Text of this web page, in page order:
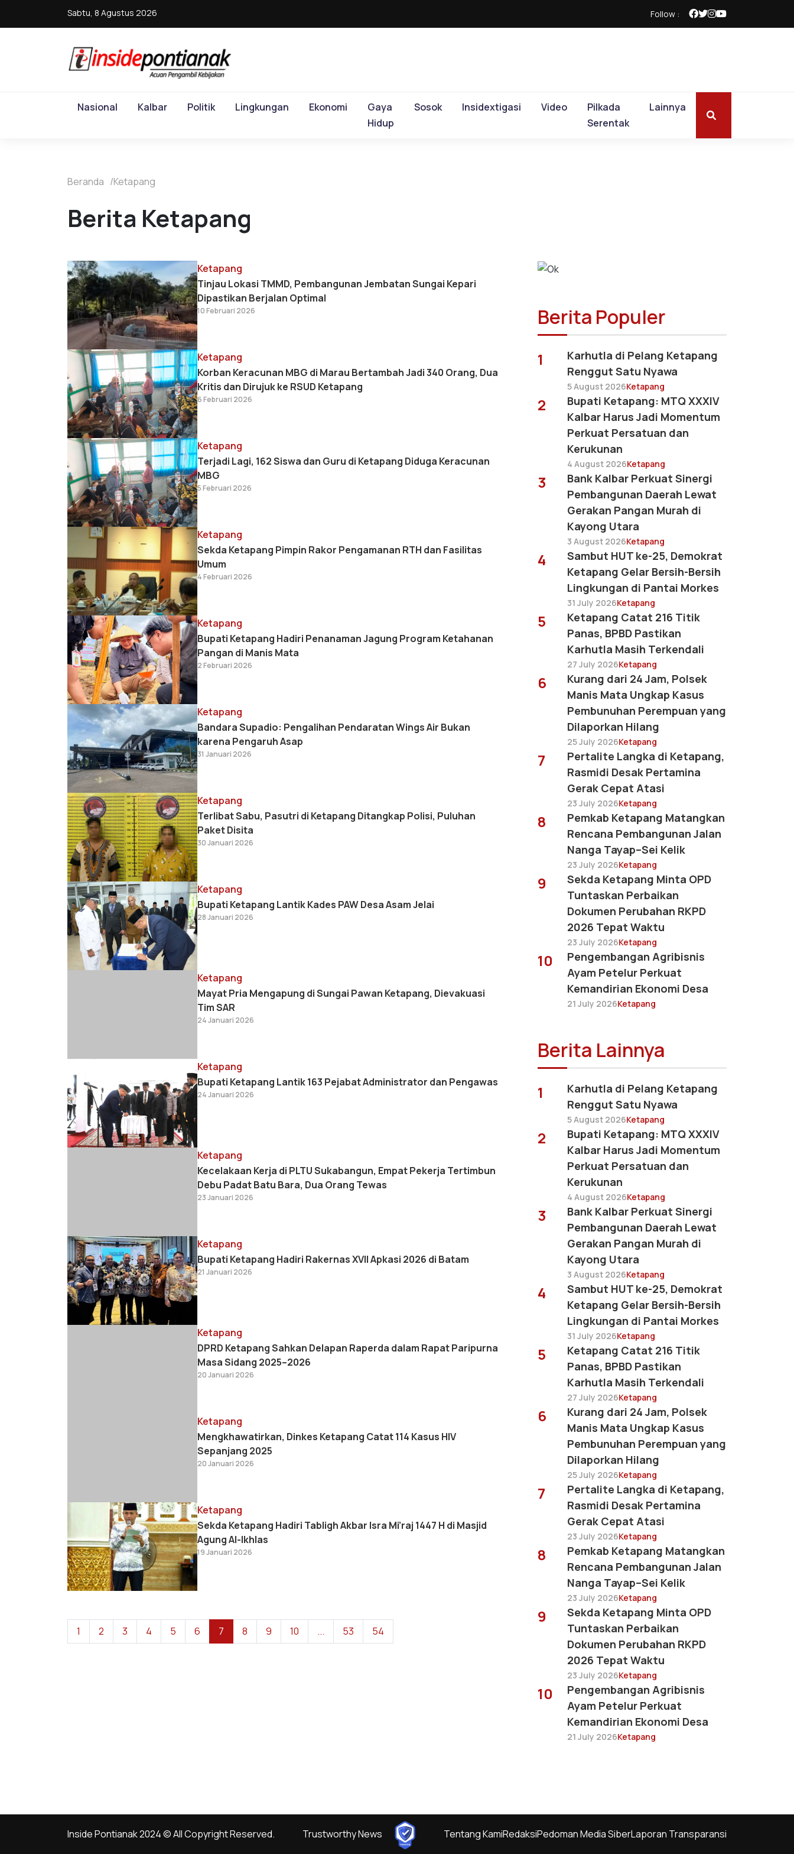
Sabtu, 8 Agustus 2026 Follow :
Nasional Kalbar Politik Lingkungan Ekonomi
Gaya
Hidup
Sosok Insidextigasi Video
Pilkada
Serentak
Lainnya
Beranda Ketapang
Berita Ketapang
Ketapang
Tinjau Lokasi TMMD, Pembangunan Jembatan Sungai Kepari
Dipastikan Berjalan Optimal
10 Februari 2026
Ketapang
Korban Keracunan MBG di Marau Bertambah Jadi 340 Orang, Dua
Kritis dan Dirujuk ke RSUD Ketapang
6 Februari 2026
Ketapang
Terjadi Lagi, 162 Siswa dan Guru di Ketapang Diduga Keracunan
MBG
5 Februari 2026
Ketapang
Sekda Ketapang Pimpin Rakor Pengamanan RTH dan Fasilitas
Umum
4 Februari 2026
Ketapang
Bupati Ketapang Hadiri Penanaman Jagung Program Ketahanan
Pangan di Manis Mata
2 Februari 2026
Ketapang
Bandara Supadio: Pengalihan Pendaratan Wings Air Bukan
karena Pengaruh Asap
31 Januari 2026
Ketapang
Terlibat Sabu, Pasutri di Ketapang Ditangkap Polisi, Puluhan
Paket Disita
30 Januari 2026
Ketapang
Bupati Ketapang Lantik Kades PAW Desa Asam Jelai
28 Januari 2026
Ketapang
Mayat Pria Mengapung di Sungai Pawan Ketapang, Dievakuasi
Tim SAR
24 Januari 2026
Ketapang
Bupati Ketapang Lantik 163 Pejabat Administrator dan Pengawas
24 Januari 2026
Ketapang
Kecelakaan Kerja di PLTU Sukabangun, Empat Pekerja Tertimbun
Debu Padat Batu Bara, Dua Orang Tewas
23 Januari 2026
Ketapang
Bupati Ketapang Hadiri Rakernas XVII Apkasi 2026 di Batam
21 Januari 2026
Ketapang
DPRD Ketapang Sahkan Delapan Raperda dalam Rapat Paripurna
Masa Sidang 2025–2026
20 Januari 2026
Ketapang
Mengkhawatirkan, Dinkes Ketapang Catat 114 Kasus HIV
Sepanjang 2025
20 Januari 2026
Ketapang
Sekda Ketapang Hadiri Tabligh Akbar Isra Mi’raj 1447 H di Masjid
Agung Al-Ikhlas
19 Januari 2026
1 2 3 4 5 6 7 8 9 10 ... 53 54
Berita Populer
1
Karhutla di Pelang Ketapang
Renggut Satu Nyawa
5 August 2026Ketapang
2
Bupati Ketapang: MTQ XXXIV
Kalbar Harus Jadi Momentum
Perkuat Persatuan dan
Kerukunan
4 August 2026Ketapang
3
Bank Kalbar Perkuat Sinergi
Pembangunan Daerah Lewat
Gerakan Pangan Murah di
Kayong Utara
3 August 2026Ketapang
4
Sambut HUT ke-25, Demokrat
Ketapang Gelar Bersih-Bersih
Lingkungan di Pantai Morkes
31 July 2026Ketapang
5
Ketapang Catat 216 Titik
Panas, BPBD Pastikan
Karhutla Masih Terkendali
27 July 2026Ketapang
6
Kurang dari 24 Jam, Polsek
Manis Mata Ungkap Kasus
Pembunuhan Perempuan yang
Dilaporkan Hilang
25 July 2026Ketapang
7
Pertalite Langka di Ketapang,
Rasmidi Desak Pertamina
Gerak Cepat Atasi
23 July 2026Ketapang
8
Pemkab Ketapang Matangkan
Rencana Pembangunan Jalan
Nanga Tayap–Sei Kelik
23 July 2026Ketapang
9
Sekda Ketapang Minta OPD
Tuntaskan Perbaikan
Dokumen Perubahan RKPD
2026 Tepat Waktu
23 July 2026Ketapang
10
Pengembangan Agribisnis
Ayam Petelur Perkuat
Kemandirian Ekonomi Desa
21 July 2026Ketapang
Berita Lainnya
1
Karhutla di Pelang Ketapang
Renggut Satu Nyawa
5 August 2026Ketapang
2
Bupati Ketapang: MTQ XXXIV
Kalbar Harus Jadi Momentum
Perkuat Persatuan dan
Kerukunan
4 August 2026Ketapang
3
Bank Kalbar Perkuat Sinergi
Pembangunan Daerah Lewat
Gerakan Pangan Murah di
Kayong Utara
3 August 2026Ketapang
4
Sambut HUT ke-25, Demokrat
Ketapang Gelar Bersih-Bersih
Lingkungan di Pantai Morkes
31 July 2026Ketapang
5
Ketapang Catat 216 Titik
Panas, BPBD Pastikan
Karhutla Masih Terkendali
27 July 2026Ketapang
6
Kurang dari 24 Jam, Polsek
Manis Mata Ungkap Kasus
Pembunuhan Perempuan yang
Dilaporkan Hilang
25 July 2026Ketapang
7
Pertalite Langka di Ketapang,
Rasmidi Desak Pertamina
Gerak Cepat Atasi
23 July 2026Ketapang
8
Pemkab Ketapang Matangkan
Rencana Pembangunan Jalan
Nanga Tayap–Sei Kelik
23 July 2026Ketapang
9
Sekda Ketapang Minta OPD
Tuntaskan Perbaikan
Dokumen Perubahan RKPD
2026 Tepat Waktu
23 July 2026Ketapang
10
Pengembangan Agribisnis
Ayam Petelur Perkuat
Kemandirian Ekonomi Desa
21 July 2026Ketapang
Inside Pontianak 2024 © All Copyright Reserved. Trustworthy News Tentang KamiRedaksiPedoman Media SiberLaporan Transparansi